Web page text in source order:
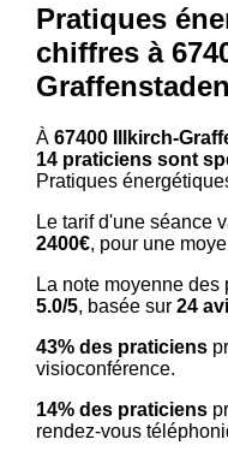
Pratiques
chiffres à
À 67400 Illkirch-
14 praticiens sont
Pratiques
Le tarif d'une séance
2400€, pour une
La note moyenne des
5.0/5, basée sur 24
43% des praticiens
visioconférence.
14% des praticiens
rendez-vous